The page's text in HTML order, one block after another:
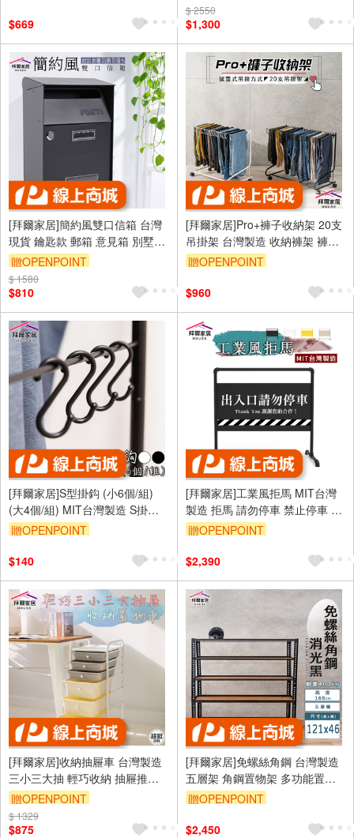
$669
電視牆架 民宿
$ 2550
$1,300
[拜爾家居]簡約風雙口信箱 台灣
現貨 鑰匙款 郵箱 意見箱 別墅郵
箱 室外信箱 郵件箱 歐式信箱 防
潑防鏽 (免運)
贈OPENPOINT
$ 1580
$810
[拜爾家居]Pro+褲子收納架 20支
吊掛架 台灣製造 收納褲架 褲架
可移動褲子收納架 落地式褲子收
運)
贈OPENPOINT
$960
[拜爾家居]S型掛鈎 (小6個/組)
(大4個/組) MIT台灣製造 S掛勾
S勾 S掛鈎 掛鉤 S掛勾 置物鉤
贈OPENPOINT
$140
[拜爾家居]工業風拒馬 MIT台灣
製造 拒馬 請勿停車 禁止停車 文
青 流行 咖啡 服飾 時尚 店面 (免
贈OPENPOINT
$2,390
[拜爾家居]收納抽屜車 台灣製造
三小三大抽 輕巧收納 抽屜推車
小推車 收納推車 置物架 (免運)
贈OPENPOINT
$ 1329
$875
[拜爾家居]免螺絲角鋼 台灣製造
五層架 角鋼置物架 多功能置物
架 收納架 置物架 收納櫃 層架 展
贈OPENPOINT
$2,450